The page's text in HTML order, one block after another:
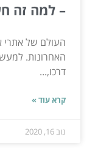
– למה זה
העולם של
האחרונות.
דרכו,...
קרא עוד »
נוב 16, 2020